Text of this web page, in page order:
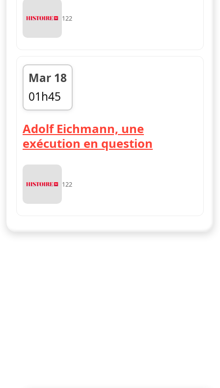
122
Mar 18
01h45
02h45
Adolf Eichmann, une
exécution en question
122